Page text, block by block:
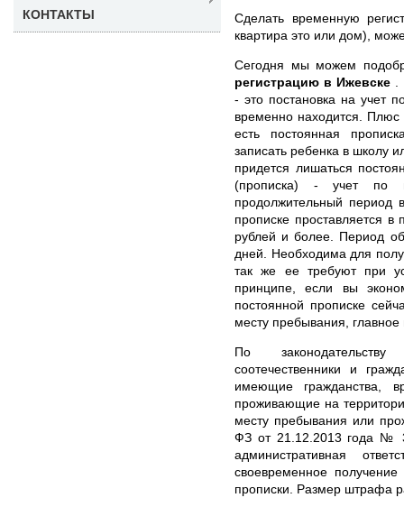
Сделать временную
квартира это или дом),
Сегодня мы можем
регистрацию в Ижевске
- это постановка на учет
временно находится. Плюс
есть постоянная
записать ребенка в школу
придется лишаться
(прописка) - учет по
продолжительный
прописке проставляется в
рублей и более. Период
дней. Необходима для
так же ее требуют при
принципе, если вы
постоянной прописке
месту пребывания,
По
соотечественники и
имеющие гражданства,
проживающие на
месту пребывания или
ФЗ от 21.12.2013 года №
административная
своевременное
прописки. Размер штрафа
КОНТАКТЫ